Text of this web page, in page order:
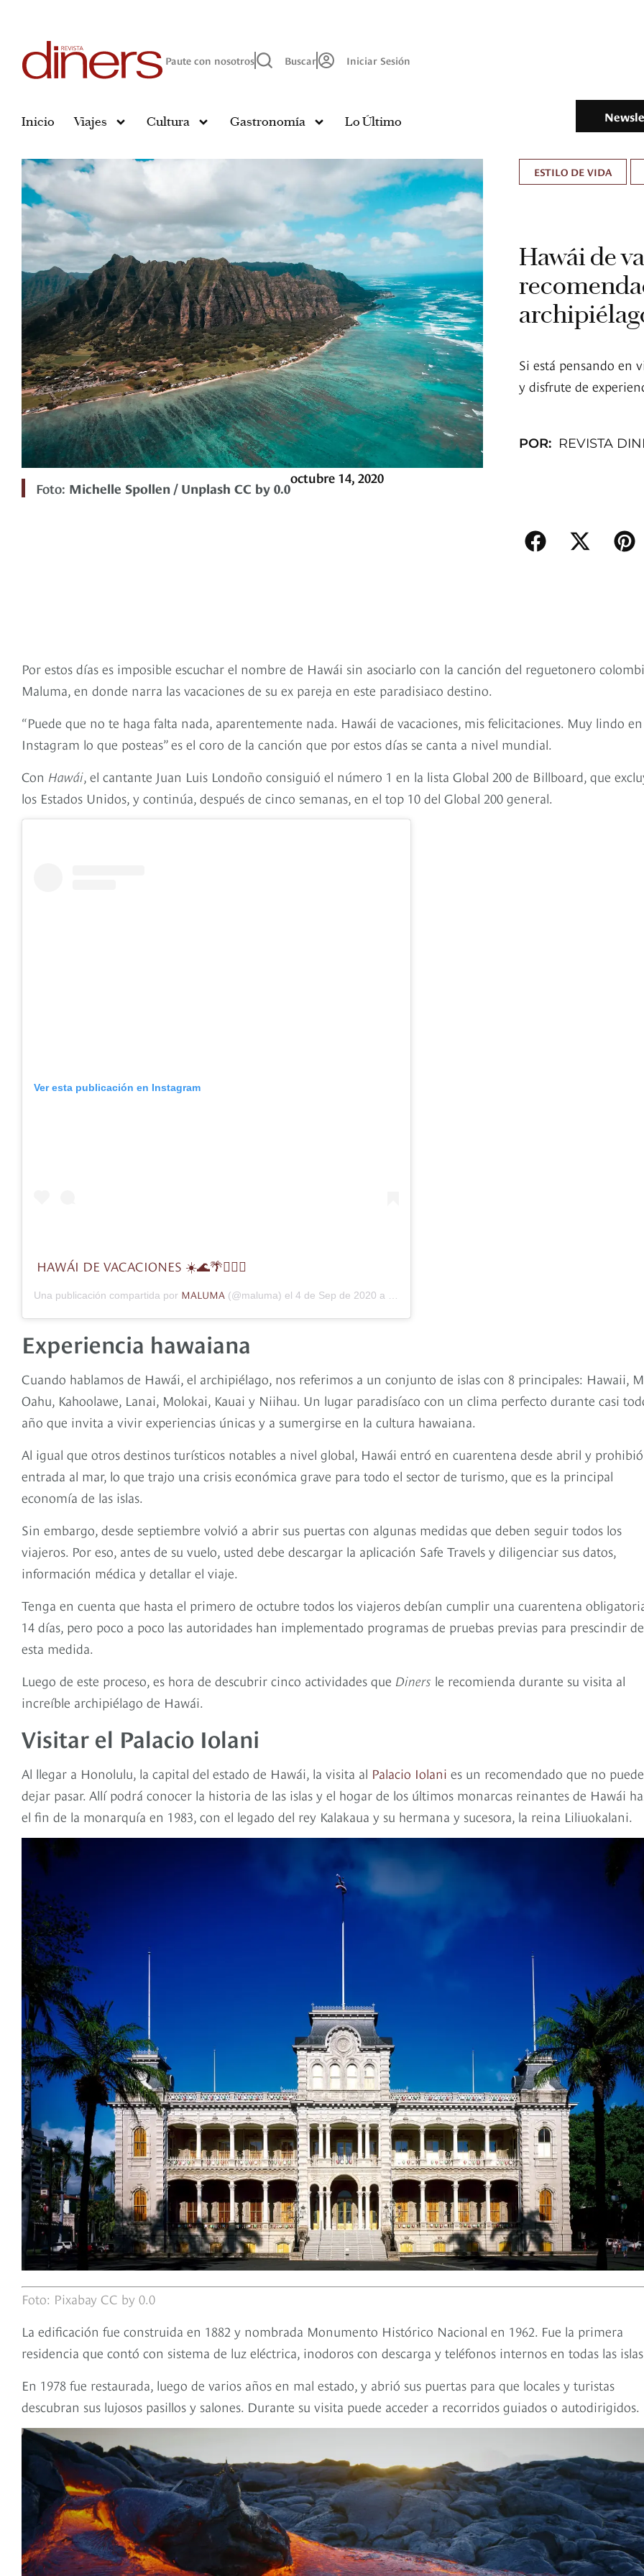
Paute con nosotros Buscar Iniciar Sesión
Inicio Viajes Cultura Gastronomía Lo Último
Foto: Michelle Spollen / Unplash CC by 0.0
octubre 14, 2020
ESTILO DE VIDA
Hawái de
Si está pensando en
y disfrute de
POR: REVISTA
Por estos días es imposible escuchar el nombre de Hawái sin asociarlo con la canción del reguetonero
Maluma, en donde narra las vacaciones de su ex pareja en este paradisiaco destino.
“Puede que no te haga falta nada, aparentemente nada. Hawái de vacaciones, mis felicitaciones. Muy lindo en
Instagram lo que posteas” es el coro de la canción que por estos días se canta a nivel mundial.
Con Hawái, el cantante Juan Luis Londoño consiguió el número 1 en la lista Global 200 de Billboard, que
los Estados Unidos, y continúa, después de cinco semanas, en el top 10 del Global 200 general.
Ver esta publicación en Instagram
HAWÁI DE VACACIONES ☀️🌊🌴🏄🏼‍♂️
Una publicación compartida por MALUMA (@maluma) el 4 de Sep de 2020 a las 5:04 PDT
Experiencia hawaiana
Cuando hablamos de Hawái, el archipiélago, nos referimos a un conjunto de islas con 8 principales: Hawaii,
Oahu, Kahoolawe, Lanai, Molokai, Kauai y Niihau. Un lugar paradisíaco con un clima perfecto durante casi
año que invita a vivir experiencias únicas y a sumergirse en la cultura hawaiana.
Al igual que otros destinos turísticos notables a nivel global, Hawái entró en cuarentena desde abril y
entrada al mar, lo que trajo una crisis económica grave para todo el sector de turismo, que es la principal
economía de las islas.
Sin embargo, desde septiembre volvió a abrir sus puertas con algunas medidas que deben seguir todos los
viajeros. Por eso, antes de su vuelo, usted debe descargar la aplicación Safe Travels y diligenciar sus datos,
información médica y detallar el viaje.
Tenga en cuenta que hasta el primero de octubre todos los viajeros debían cumplir una cuarentena
14 días, pero poco a poco las autoridades han implementado programas de pruebas previas para prescindir de
esta medida.
Luego de este proceso, es hora de descubrir cinco actividades que Diners le recomienda durante su visita al
increíble archipiélago de Hawái.
Visitar el Palacio Iolani
Al llegar a Honolulu, la capital del estado de Hawái, la visita al Palacio Iolani es un recomendado que no puede
dejar pasar. Allí podrá conocer la historia de las islas y el hogar de los últimos monarcas reinantes de Hawái
el fin de la monarquía en 1983, con el legado del rey Kalakaua y su hermana y sucesora, la reina Liliuokalani.
Foto: Pixabay CC by 0.0
La edificación fue construida en 1882 y nombrada Monumento Histórico Nacional en 1962. Fue la primera
residencia que contó con sistema de luz eléctrica, inodoros con descarga y teléfonos internos en todas las
En 1978 fue restaurada, luego de varios años en mal estado, y abrió sus puertas para que locales y turistas
descubran sus lujosos pasillos y salones. Durante su visita puede acceder a recorridos guiados o autodirigidos.